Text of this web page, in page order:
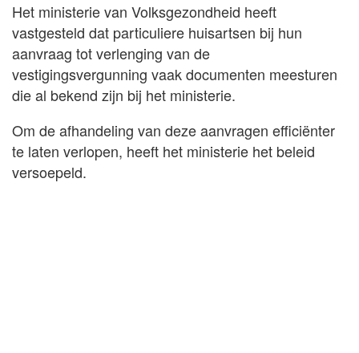
Het ministerie van Volksgezondheid heeft
vastgesteld dat particuliere huisartsen bij hun
aanvraag tot verlenging van de
vestigingsvergunning vaak documenten meesturen
die al bekend zijn bij het ministerie.
Om de afhandeling van deze aanvragen efficiënter
te laten verlopen, heeft het ministerie het beleid
versoepeld.